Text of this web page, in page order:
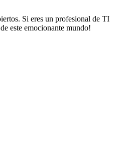
Si eres un profesional de TI
este emocionante mundo!